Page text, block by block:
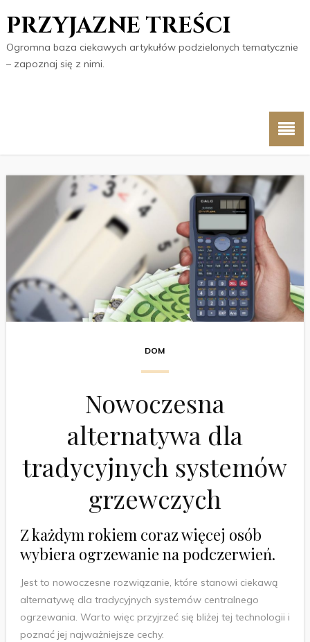
PRZYJAZNE TREŚCI
Ogromna baza ciekawych artykułów podzielonych tematycznie
– zapoznaj się z nimi.
DOM
Nowoczesna
alternatywa dla
tradycyjnych systemów
grzewczych
Z każdym rokiem coraz więcej osób
wybiera ogrzewanie na podczerwień.
Jest to nowoczesne rozwiązanie, które stanowi ciekawą
alternatywę dla tradycyjnych systemów centralnego
ogrzewania. Warto więc przyjrzeć się bliżej tej technologii i
poznać jej najważniejsze cechy.